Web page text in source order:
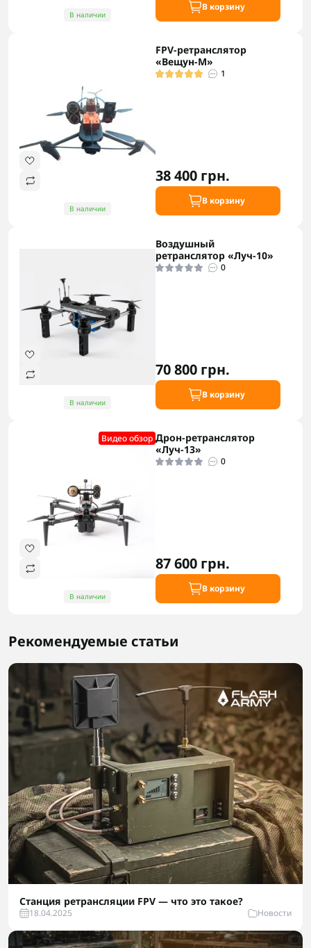
В наличии
В корзину
В наличии
FPV-ретранслятор
«Вещун-М»
1
38 400 грн.
В корзину
В наличии
Воздушный
ретранслятор «Луч-10»
0
70 800 грн.
В корзину
Видео обзор
В наличии
Дрон-ретранслятор
«Луч-13»
0
87 600 грн.
В корзину
Рекомендуемые статьи
Станция ретрансляции FPV — что это такое?
18.04.2025 Новости